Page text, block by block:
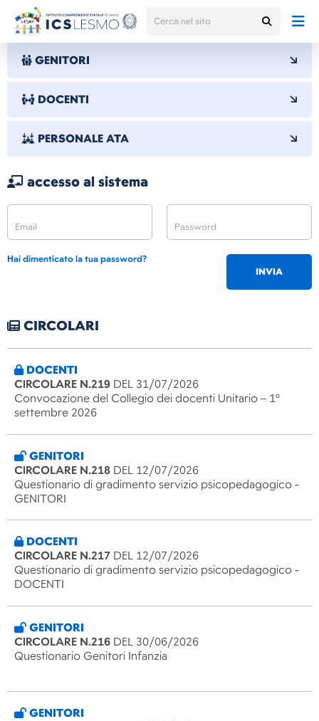
GENITORI
DOCENTI
PERSONALE ATA
accesso al sistema
Hai dimenticato la tua password?
INVIA
CIRCOLARI
DOCENTI
CIRCOLARE N.219 DEL 31/07/2026
Convocazione del Collegio dei docenti Unitario – 1°
settembre 2026
GENITORI
CIRCOLARE N.218 DEL 12/07/2026
Questionario di gradimento servizio psicopedagogico -
GENITORI
DOCENTI
CIRCOLARE N.217 DEL 12/07/2026
Questionario di gradimento servizio psicopedagogico -
DOCENTI
GENITORI
CIRCOLARE N.216 DEL 30/06/2026
Questionario Genitori Infanzia
GENITORI